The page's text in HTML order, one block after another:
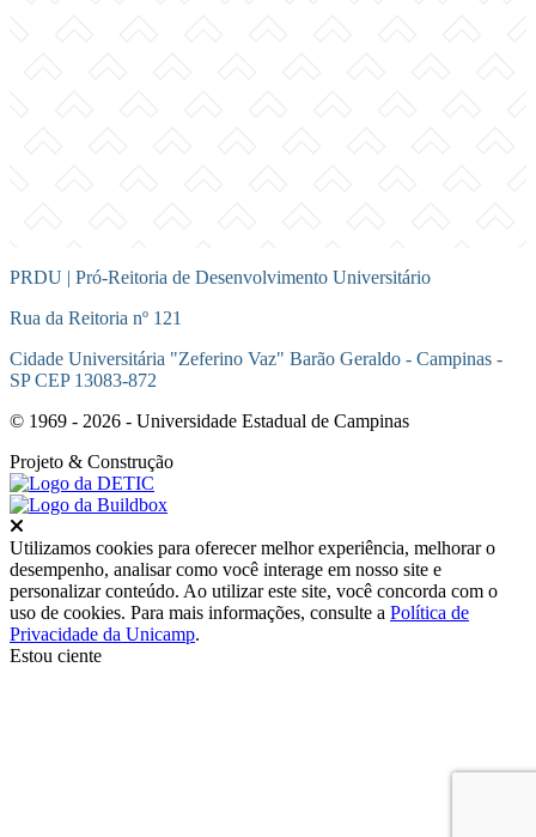
PRDU | Pró-Reitoria de Desenvolvimento Universitário
Rua da Reitoria nº 121
Cidade Universitária "Zeferino Vaz" Barão Geraldo - Campinas -
SP CEP 13083-872
© 1969 - 2026 - Universidade Estadual de Campinas
Projeto & Construção
Utilizamos cookies para oferecer melhor experiência, melhorar o
desempenho, analisar como você interage em nosso site e
personalizar conteúdo. Ao utilizar este site, você concorda com o
uso de cookies. Para mais informações, consulte a Política de
Privacidade da Unicamp.
Estou ciente